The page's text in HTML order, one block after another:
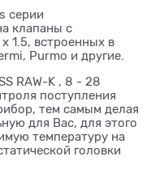
серии
клапаны c
1.5, встроенных в
Purmo и другие.
RAW-K , 8 - 28
поступления
тем самым делая
для Вас, для этого
температуру на
головки